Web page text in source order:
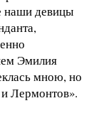
наши девицы
Эмилия
мною, но
Лермонтов».